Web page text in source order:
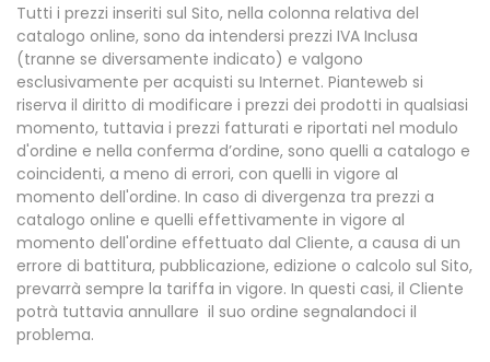
Tutti i prezzi inseriti sul Sito, nella colonna relativa del
catalogo online, sono da intendersi prezzi IVA Inclusa
(tranne se diversamente indicato) e valgono
esclusivamente per acquisti su Internet. Pianteweb si
riserva il diritto di modificare i prezzi dei prodotti in qualsiasi
momento, tuttavia i prezzi fatturati e riportati nel modulo
d'ordine e nella conferma d’ordine, sono quelli a catalogo e
coincidenti, a meno di errori, con quelli in vigore al
momento dell'ordine. In caso di divergenza tra prezzi a
catalogo online e quelli effettivamente in vigore al
momento dell'ordine effettuato dal Cliente, a causa di un
errore di battitura, pubblicazione, edizione o calcolo sul Sito,
prevarrà sempre la tariffa in vigore. In questi casi, il Cliente
potrà tuttavia annullare il suo ordine segnalandoci il
problema.